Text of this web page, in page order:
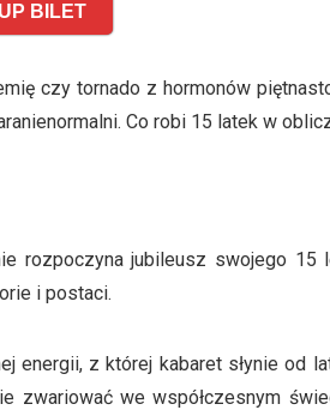
BILET
czy tornado z hormonów
Co robi 15 latek w
rozpoczyna jubileusz swojego
i postaci.
energii, z której kabaret słynie od
we współczesnym